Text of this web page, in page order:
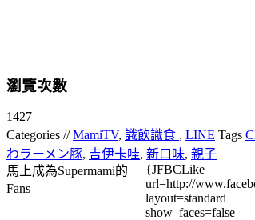
瀏覽次數
1427
Categories //MamiTV, 識飲識食 , LINE Tags
わラーメン豚, 吉伊卡哇, 新口味, 親子
馬上成為Supermami的
Fans
{JFBCLike
url=http://
layout=standard
show_faces=false